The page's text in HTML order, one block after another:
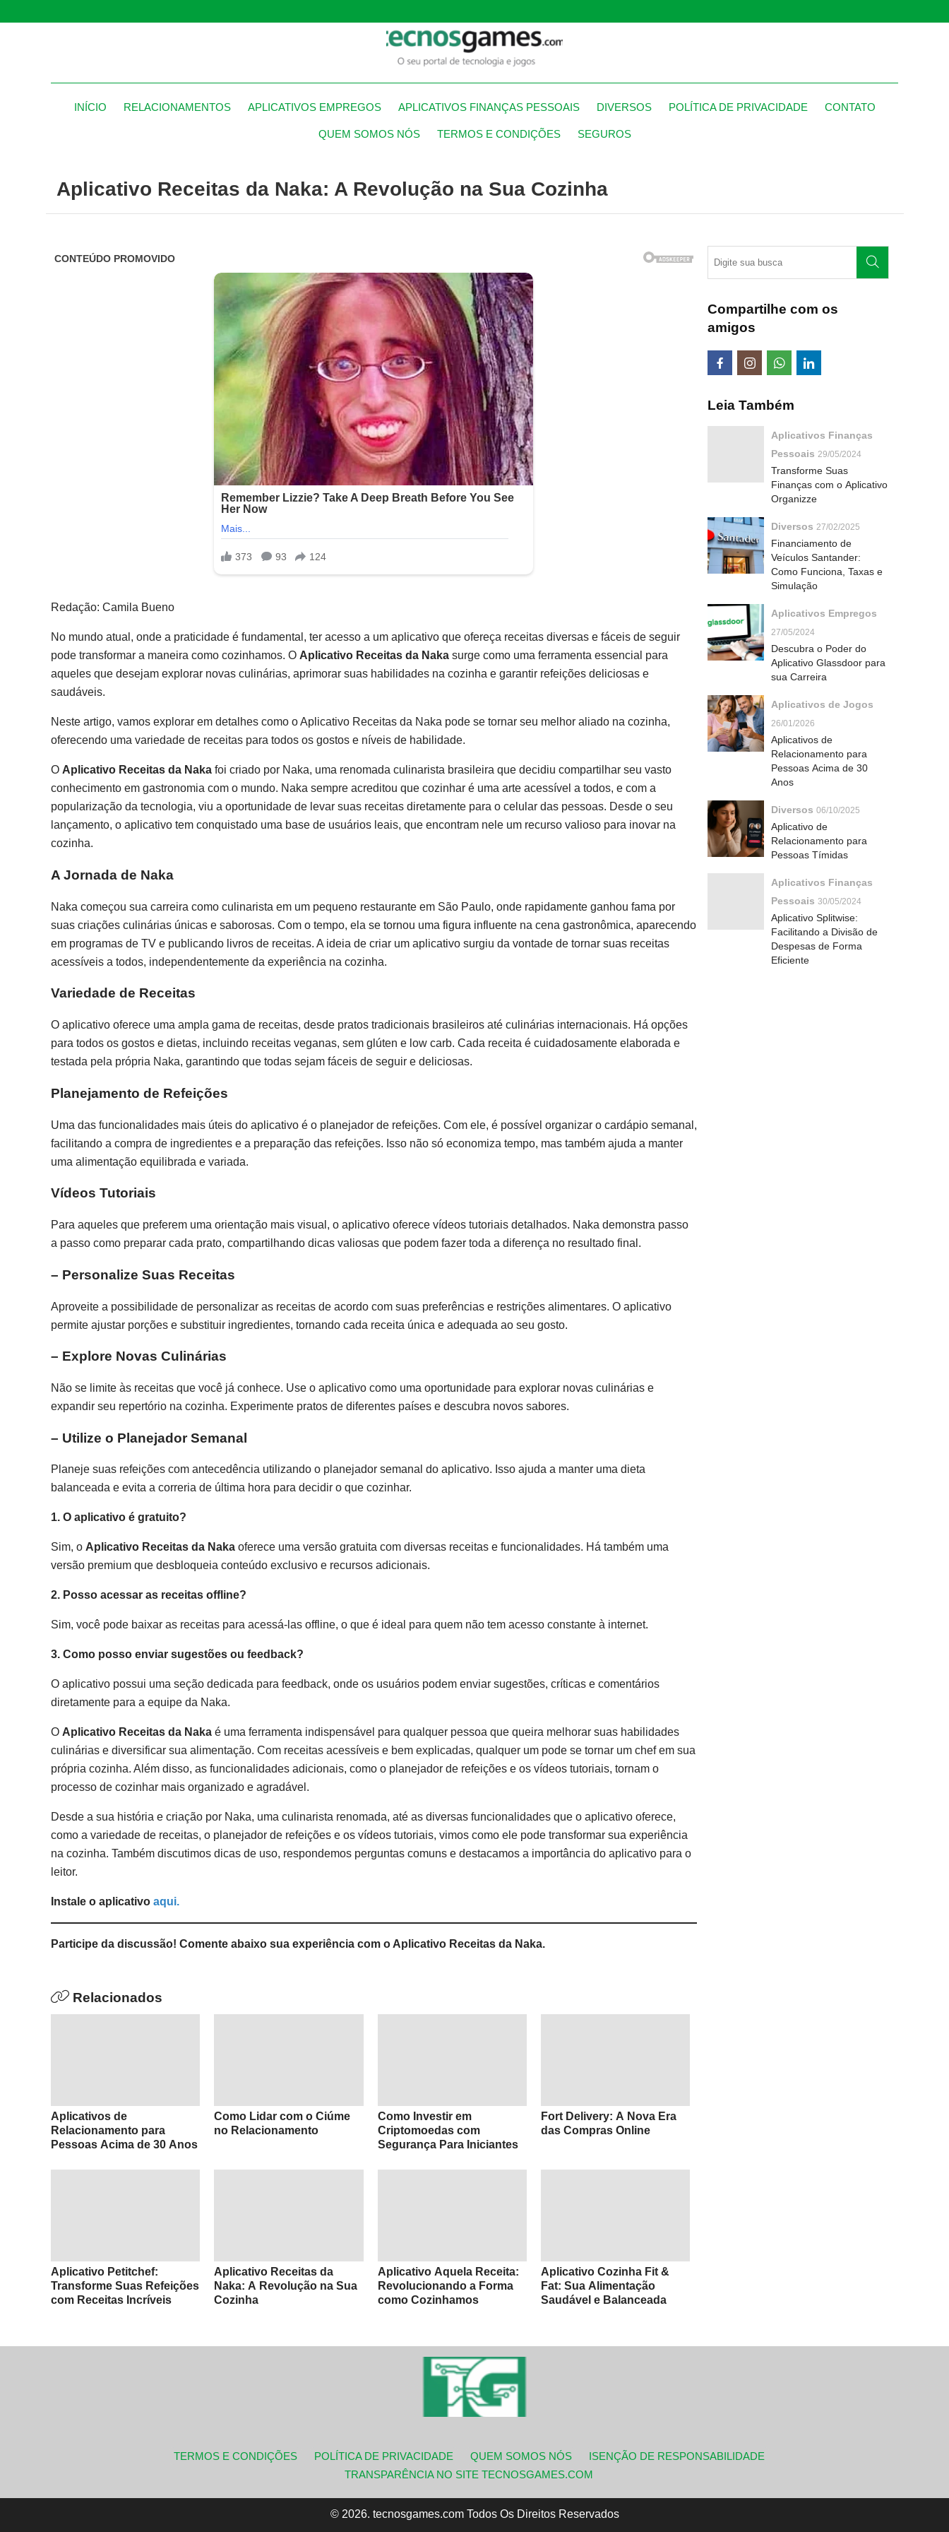
INÍCIO RELACIONAMENTOS APLICATIVOS EMPREGOS APLICATIVOS FINANÇAS PESSOAIS DIVERSOS POLÍTICA DE PRIVACIDADE CONTATO
QUEM SOMOS NÓS TERMOS E CONDIÇÕES SEGUROS
Aplicativo Receitas da Naka: A Revolução na Sua Cozinha
Redação: Camila Bueno
No mundo atual, onde a praticidade é fundamental, ter acesso a um aplicativo que ofereça receitas diversas e fáceis de seguir
pode transformar a maneira como cozinhamos. O Aplicativo Receitas da Naka surge como uma ferramenta essencial para
aqueles que desejam explorar novas culinárias, aprimorar suas habilidades na cozinha e garantir refeições deliciosas e
saudáveis.
Neste artigo, vamos explorar em detalhes como o Aplicativo Receitas da Naka pode se tornar seu melhor aliado na cozinha,
oferecendo uma variedade de receitas para todos os gostos e níveis de habilidade.
O Aplicativo Receitas da Naka foi criado por Naka, uma renomada culinarista brasileira que decidiu compartilhar seu vasto
conhecimento em gastronomia com o mundo. Naka sempre acreditou que cozinhar é uma arte acessível a todos, e com a
popularização da tecnologia, viu a oportunidade de levar suas receitas diretamente para o celular das pessoas. Desde o seu
lançamento, o aplicativo tem conquistado uma base de usuários leais, que encontram nele um recurso valioso para inovar na
cozinha.
A Jornada de Naka
Naka começou sua carreira como culinarista em um pequeno restaurante em São Paulo, onde rapidamente ganhou fama por
suas criações culinárias únicas e saborosas. Com o tempo, ela se tornou uma figura influente na cena gastronômica, aparecendo
em programas de TV e publicando livros de receitas. A ideia de criar um aplicativo surgiu da vontade de tornar suas receitas
acessíveis a todos, independentemente da experiência na cozinha.
Variedade de Receitas
O aplicativo oferece uma ampla gama de receitas, desde pratos tradicionais brasileiros até culinárias internacionais. Há opções
para todos os gostos e dietas, incluindo receitas veganas, sem glúten e low carb. Cada receita é cuidadosamente elaborada e
testada pela própria Naka, garantindo que todas sejam fáceis de seguir e deliciosas.
Planejamento de Refeições
Uma das funcionalidades mais úteis do aplicativo é o planejador de refeições. Com ele, é possível organizar o cardápio semanal,
facilitando a compra de ingredientes e a preparação das refeições. Isso não só economiza tempo, mas também ajuda a manter
uma alimentação equilibrada e variada.
Vídeos Tutoriais
Para aqueles que preferem uma orientação mais visual, o aplicativo oferece vídeos tutoriais detalhados. Naka demonstra passo
a passo como preparar cada prato, compartilhando dicas valiosas que podem fazer toda a diferença no resultado final.
– Personalize Suas Receitas
Aproveite a possibilidade de personalizar as receitas de acordo com suas preferências e restrições alimentares. O aplicativo
permite ajustar porções e substituir ingredientes, tornando cada receita única e adequada ao seu gosto.
– Explore Novas Culinárias
Não se limite às receitas que você já conhece. Use o aplicativo como uma oportunidade para explorar novas culinárias e
expandir seu repertório na cozinha. Experimente pratos de diferentes países e descubra novos sabores.
– Utilize o Planejador Semanal
Planeje suas refeições com antecedência utilizando o planejador semanal do aplicativo. Isso ajuda a manter uma dieta
balanceada e evita a correria de última hora para decidir o que cozinhar.
1. O aplicativo é gratuito?
Sim, o Aplicativo Receitas da Naka oferece uma versão gratuita com diversas receitas e funcionalidades. Há também uma
versão premium que desbloqueia conteúdo exclusivo e recursos adicionais.
2. Posso acessar as receitas offline?
Sim, você pode baixar as receitas para acessá-las offline, o que é ideal para quem não tem acesso constante à internet.
3. Como posso enviar sugestões ou feedback?
O aplicativo possui uma seção dedicada para feedback, onde os usuários podem enviar sugestões, críticas e comentários
diretamente para a equipe da Naka.
O Aplicativo Receitas da Naka é uma ferramenta indispensável para qualquer pessoa que queira melhorar suas habilidades
culinárias e diversificar sua alimentação. Com receitas acessíveis e bem explicadas, qualquer um pode se tornar um chef em sua
própria cozinha. Além disso, as funcionalidades adicionais, como o planejador de refeições e os vídeos tutoriais, tornam o
processo de cozinhar mais organizado e agradável.
Desde a sua história e criação por Naka, uma culinarista renomada, até as diversas funcionalidades que o aplicativo oferece,
como a variedade de receitas, o planejador de refeições e os vídeos tutoriais, vimos como ele pode transformar sua experiência
na cozinha. Também discutimos dicas de uso, respondemos perguntas comuns e destacamos a importância do aplicativo para o
leitor.
Instale o aplicativo aqui.
Participe da discussão! Comente abaixo sua experiência com o Aplicativo Receitas da Naka.
Relacionados
Aplicativos de
Relacionamento para
Pessoas Acima de 30 Anos
Como Lidar com o Ciúme
no Relacionamento
Como Investir em
Criptomoedas com
Segurança Para Iniciantes
Fort Delivery: A Nova Era
das Compras Online
Aplicativo Petitchef:
Transforme Suas Refeições
com Receitas Incríveis
Aplicativo Receitas da
Naka: A Revolução na Sua
Cozinha
Aplicativo Aquela Receita:
Revolucionando a Forma
como Cozinhamos
Aplicativo Cozinha Fit &
Fat: Sua Alimentação
Saudável e Balanceada
Compartilhe com os
amigos
Leia Também
Aplicativos Finanças
Pessoais 29/05/2024
Transforme Suas
Finanças com o Aplicativo
Organizze
Diversos 27/02/2025
Financiamento de
Veículos Santander:
Como Funciona, Taxas e
Simulação
Aplicativos Empregos
27/05/2024
Descubra o Poder do
Aplicativo Glassdoor para
sua Carreira
Aplicativos de Jogos
26/01/2026
Aplicativos de
Relacionamento para
Pessoas Acima de 30
Anos
Diversos 06/10/2025
Aplicativo de
Relacionamento para
Pessoas Tímidas
Aplicativos Finanças
Pessoais 30/05/2024
Aplicativo Splitwise:
Facilitando a Divisão de
Despesas de Forma
Eficiente
TERMOS E CONDIÇÕES POLÍTICA DE PRIVACIDADE QUEM SOMOS NÓS
ISENÇÃO DE RESPONSABILIDADE
TRANSPARÊNCIA NO SITE TECNOSGAMES.COM
© 2026. tecnosgames.com Todos Os Direitos Reservados